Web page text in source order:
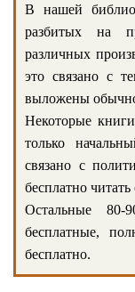
В нашей
разбитых на
различных
это связано с
выложены
Некоторые
только
связано с
бесплатно
Остальные 80-
бесплатные,
бесплатно.